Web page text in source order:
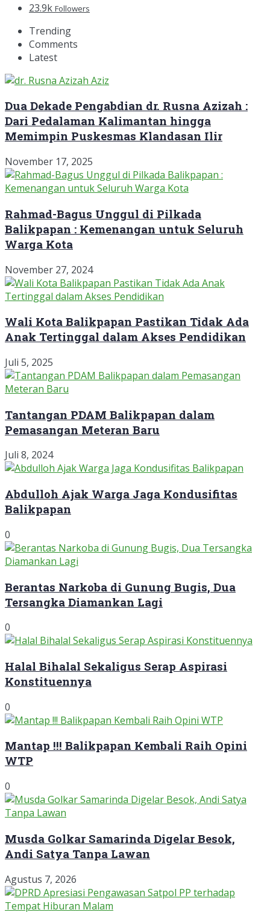
23.9k Followers
Trending
Comments
Latest
Dua Dekade Pengabdian dr. Rusna Azizah :
Dari Pedalaman Kalimantan hingga
Memimpin Puskesmas Klandasan Ilir
November 17, 2025
Rahmad-Bagus Unggul di Pilkada
Balikpapan : Kemenangan untuk Seluruh
Warga Kota
November 27, 2024
Wali Kota Balikpapan Pastikan Tidak Ada
Anak Tertinggal dalam Akses Pendidikan
Juli 5, 2025
Tantangan PDAM Balikpapan dalam
Pemasangan Meteran Baru
Juli 8, 2024
Abdulloh Ajak Warga Jaga Kondusifitas
Balikpapan
0
Berantas Narkoba di Gunung Bugis, Dua
Tersangka Diamankan Lagi
0
Halal Bihalal Sekaligus Serap Aspirasi
Konstituennya
0
Mantap !!! Balikpapan Kembali Raih Opini
WTP
0
Musda Golkar Samarinda Digelar Besok,
Andi Satya Tanpa Lawan
Agustus 7, 2026